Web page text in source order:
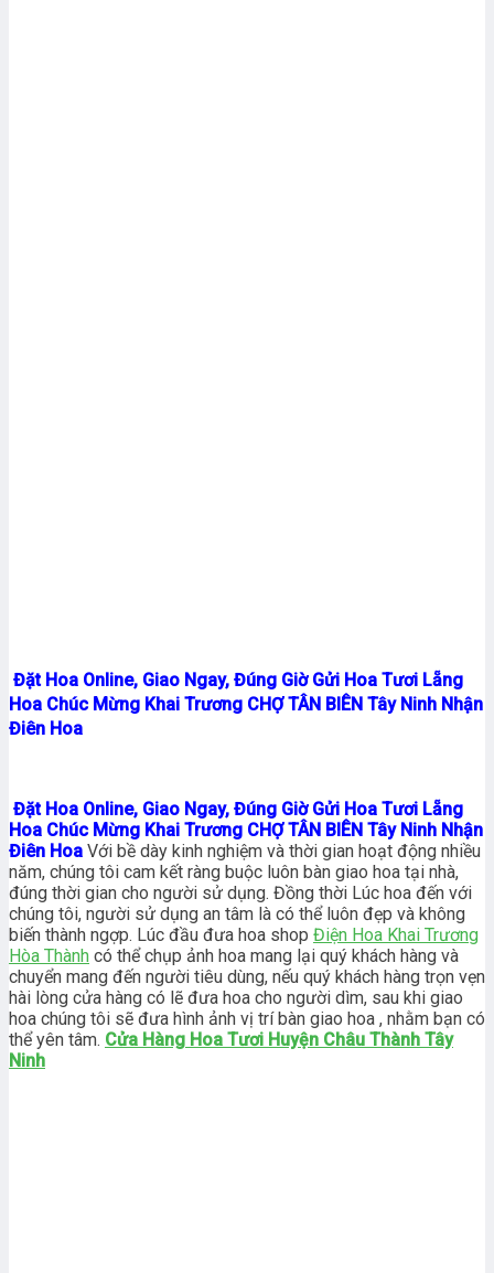
Đặt Hoa Online, Giao Ngay, Đúng Giờ Gửi Hoa Tươi Lẵng
Hoa Chúc Mừng Khai Trương CHỢ TÂN BIÊN Tây Ninh Nhận
Điên Hoa
Đặt Hoa Online, Giao Ngay, Đúng Giờ Gửi Hoa Tươi Lẵng
Hoa Chúc Mừng Khai Trương CHỢ TÂN BIÊN Tây Ninh Nhận
Điên Hoa Với bề dày kinh nghiệm và thời gian hoạt động nhiều
năm, chúng tôi cam kết ràng buộc luôn bàn giao hoa tại nhà,
đúng thời gian cho người sử dụng. Đồng thời Lúc hoa đến với
chúng tôi, người sử dụng an tâm là có thể luôn đẹp và không
biến thành ngợp. Lúc đầu đưa hoa shop Điện Hoa Khai Trương
Hòa Thành có thể chụp ảnh hoa mang lại quý khách hàng và
chuyển mang đến người tiêu dùng, nếu quý khách hàng trọn vẹn
hài lòng cửa hàng có lẽ đưa hoa cho người dìm, sau khi giao
hoa chúng tôi sẽ đưa hình ảnh vị trí bàn giao hoa , nhằm bạn có
thể yên tâm. Cửa Hàng Hoa Tươi Huyện Châu Thành Tây
Ninh